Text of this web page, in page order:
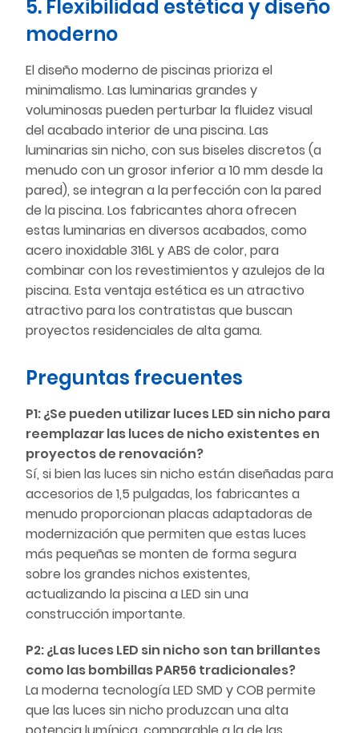
5. Flexibilidad estética y diseño
moderno
El diseño moderno de piscinas prioriza el
minimalismo. Las luminarias grandes y
voluminosas pueden perturbar la fluidez visual
del acabado interior de una piscina. Las
luminarias sin nicho, con sus biseles discretos (a
menudo con un grosor inferior a 10 mm desde la
pared), se integran a la perfección con la pared
de la piscina. Los fabricantes ahora ofrecen
estas luminarias en diversos acabados, como
acero inoxidable 316L y ABS de color, para
combinar con los revestimientos y azulejos de la
piscina. Esta ventaja estética es un atractivo
atractivo para los contratistas que buscan
proyectos residenciales de alta gama.
Preguntas frecuentes
P1: ¿Se pueden utilizar luces LED sin nicho para
reemplazar las luces de nicho existentes en
proyectos de renovación?
Sí, si bien las luces sin nicho están diseñadas para
accesorios de 1,5 pulgadas, los fabricantes a
menudo proporcionan placas adaptadoras de
modernización que permiten que estas luces
más pequeñas se monten de forma segura
sobre los grandes nichos existentes,
actualizando la piscina a LED sin una
construcción importante.
P2: ¿Las luces LED sin nicho son tan brillantes
como las bombillas PAR56 tradicionales?
La moderna tecnología LED SMD y COB permite
que las luces sin nicho produzcan una alta